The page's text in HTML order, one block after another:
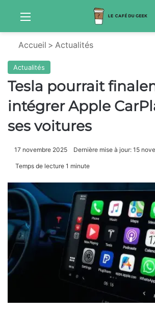
Menu
Accueil > Actualités
Actualités
Tesla pourrait
intégrer Apple
ses voitures
17 novembre 2025 Dernière mise à jour: 15
Temps de lecture 1 minute